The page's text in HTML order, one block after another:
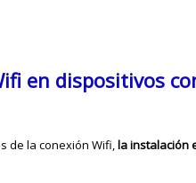
en dispositivos
de la conexión Wifi,la instalación